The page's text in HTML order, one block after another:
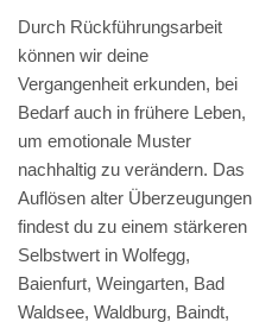
Durch Rückführungsarbeit
können wir deine
Vergangenheit erkunden, bei
Bedarf auch in frühere Leben,
um emotionale Muster
nachhaltig zu verändern. Das
Auflösen alter Überzeugungen
findest du zu einem stärkeren
Selbstwert in Wolfegg,
Baienfurt, Weingarten, Bad
Waldsee, Waldburg, Baindt,